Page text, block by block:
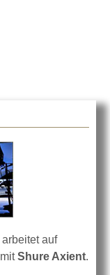
arbeitet auf
mitShure Axient.